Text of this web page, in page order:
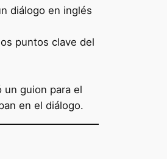
diálogo en inglés
puntos clave del
guion para el
en el diálogo.